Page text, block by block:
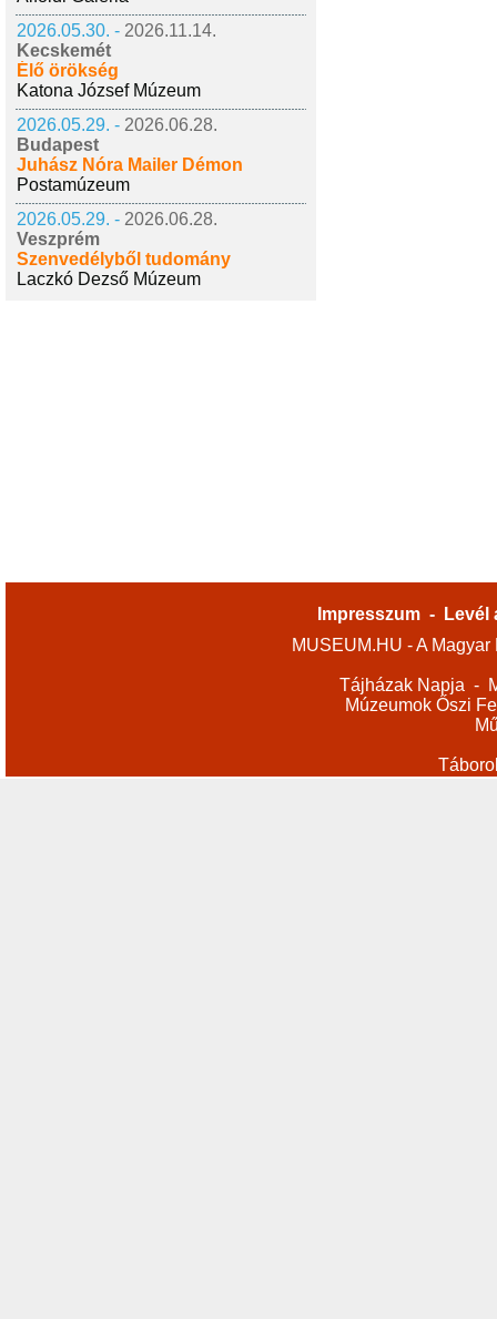
2026.05.30. - 2026.11.14.
Kecskemét
Élő örökség
Katona József Múzeum
2026.05.29. - 2026.06.28.
Budapest
Juhász Nóra Mailer Démon
Postamúzeum
2026.05.29. - 2026.06.28.
Veszprém
Szenvedélyből tudomány
Laczkó Dezső Múzeum
Impresszum -
Levél
MUSEUM.HU - A
Tájházak Napja -
Múzeumok Őszi